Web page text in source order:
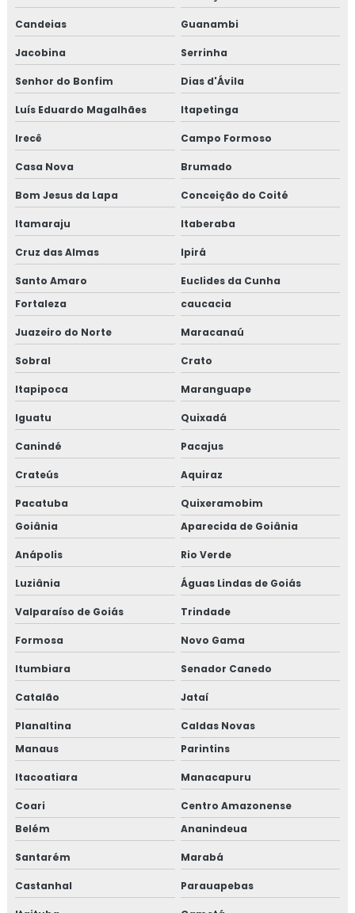
Candeias Guanambi
Jacobina Serrinha
Senhor do Bonfim Dias d'Ávila
Luís Eduardo Magalhães Itapetinga
Irecê Campo Formoso
Casa Nova Brumado
Bom Jesus da Lapa Conceição do Coité
Itamaraju Itaberaba
Cruz das Almas Ipirá
Santo Amaro
Euclides da Cunha
Fortaleza
caucacia
Juazeiro do Norte Maracanaú
Sobral Crato
Itapipoca Maranguape
Iguatu Quixadá
Canindé Pacajus
Crateús Aquiraz
Pacatuba
Quixeramobim
Goiânia
Aparecida de Goiânia
Anápolis Rio Verde
Luziânia Águas Lindas de Goiás
Valparaíso de Goiás Trindade
Formosa Novo Gama
Itumbiara Senador Canedo
Catalão Jataí
Planaltina
Caldas Novas
Manaus
Parintins
Itacoatiara Manacapuru
Coari
Centro Amazonense
Belém
Ananindeua
Santarém Marabá
Castanhal Parauapebas